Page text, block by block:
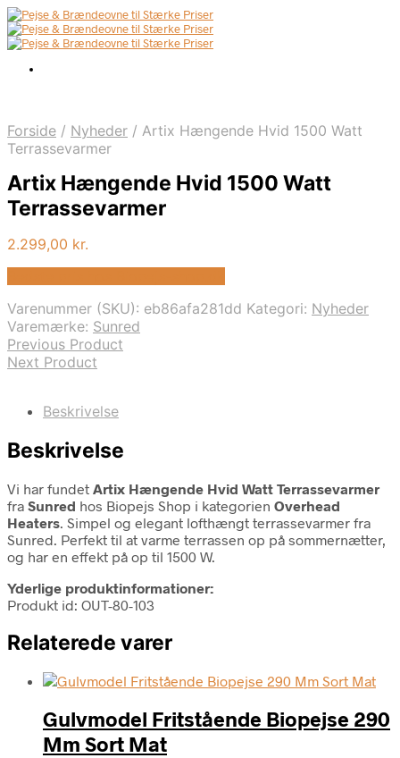
Forside / Nyheder / Artix Hængende Hvid 1500 Watt
Terrassevarmer
Artix Hængende Hvid 1500 Watt
Terrassevarmer
2.299,00 kr.
Varenummer (SKU): eb86afa281dd Kategori: Nyheder
Varemærke: Sunred
Previous Product
Next Product
Beskrivelse
Beskrivelse
Vi har fundet Artix Hængende Hvid Watt Terrassevarmer
fra Sunred hos Biopejs Shop i kategorien Overhead
Heaters. Simpel og elegant lofthængt terrassevarmer fra
Sunred. Perfekt til at varme terrassen op på sommernætter,
og har en effekt på op til 1500 W.
Yderlige produktinformationer:
Produkt id: OUT-80-103
Relaterede varer
Gulvmodel Fritstående Biopejse 290
Mm Sort Mat